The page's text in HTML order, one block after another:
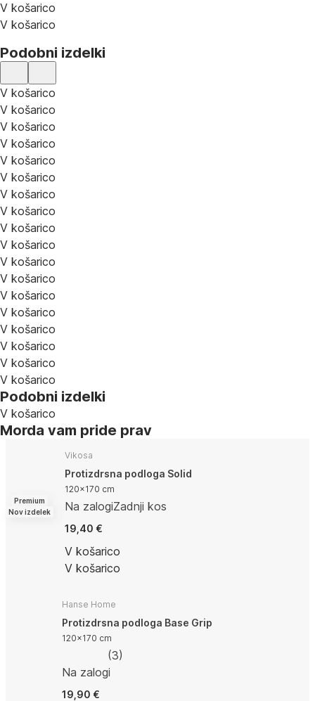
V košarico
V košarico
Podobni izdelki
V košarico
V košarico
V košarico
V košarico
V košarico
V košarico
V košarico
V košarico
V košarico
V košarico
V košarico
V košarico
V košarico
V košarico
V košarico
V košarico
V košarico
V košarico
Podobni izdelki
V košarico
Morda vam pride prav
Premium
Nov izdelek
Vikosa
Protizdrsna podloga Solid
120x170 cm
Na zalogiZadnji kos
19,40 €
V košarico
V košarico
Hanse Home
Protizdrsna podloga Base Grip
120x170 cm
(3)
Na zalogi
19,90 €